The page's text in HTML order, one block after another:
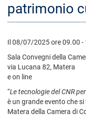
patrimonio
Il 08/07/2025 ore 09.00 -
Sala Convegni della
via Lucana 82, Matera
e on line
“Le tecnologie del CNR
è un grande evento che
Matera della Camera di